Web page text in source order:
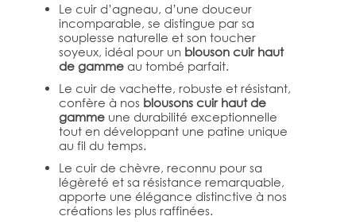
Le cuir d’agneau, d’une douceur
incomparable, se distingue par sa
souplesse naturelle et son toucher
soyeux, idéal pour un blouson cuir haut
de gamme au tombé parfait.
Le cuir de vachette, robuste et résistant,
confère à nos blousons cuir haut de
gamme une durabilité exceptionnelle
tout en développant une patine unique
au fil du temps.
Le cuir de chèvre, reconnu pour sa
légèreté et sa résistance remarquable,
apporte une élégance distinctive à nos
créations les plus raffinées.